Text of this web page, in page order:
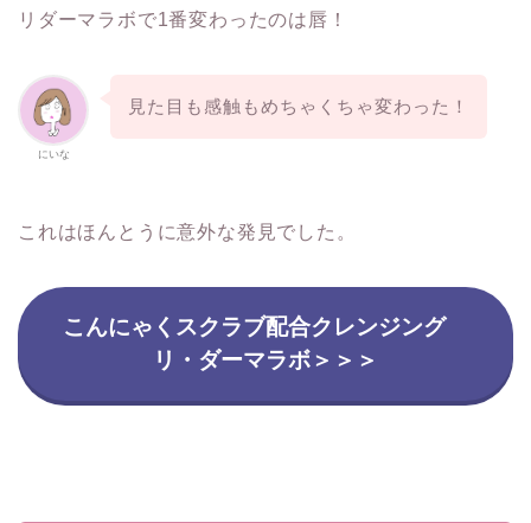
リダーマラボで1番変わったのは唇！
にいな
見た目も感触もめちゃくちゃ変わった！
これはほんとうに意外な発見でした。
こんにゃくスクラブ配合クレンジング
リ・ダーマラボ＞＞＞